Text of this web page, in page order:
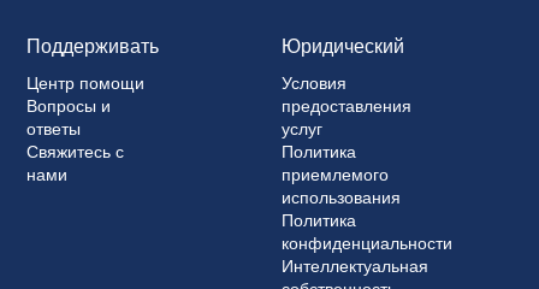
Поддерживать
Центр помощи
Вопросы и
ответы
Свяжитесь с
нами
Юридический
Условия
предоставления
услуг
Политика
приемлемого
использования
Политика
конфиденциальности
Интеллектуальная